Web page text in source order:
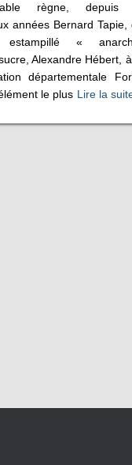
règne, depuis
années Bernard Tapie,
estampillé «
Alexandre Hébert,
départementale
le plus Lire la